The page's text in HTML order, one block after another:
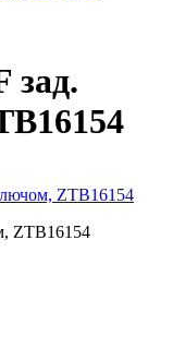
зад.
ZTB16154
ZTB16154